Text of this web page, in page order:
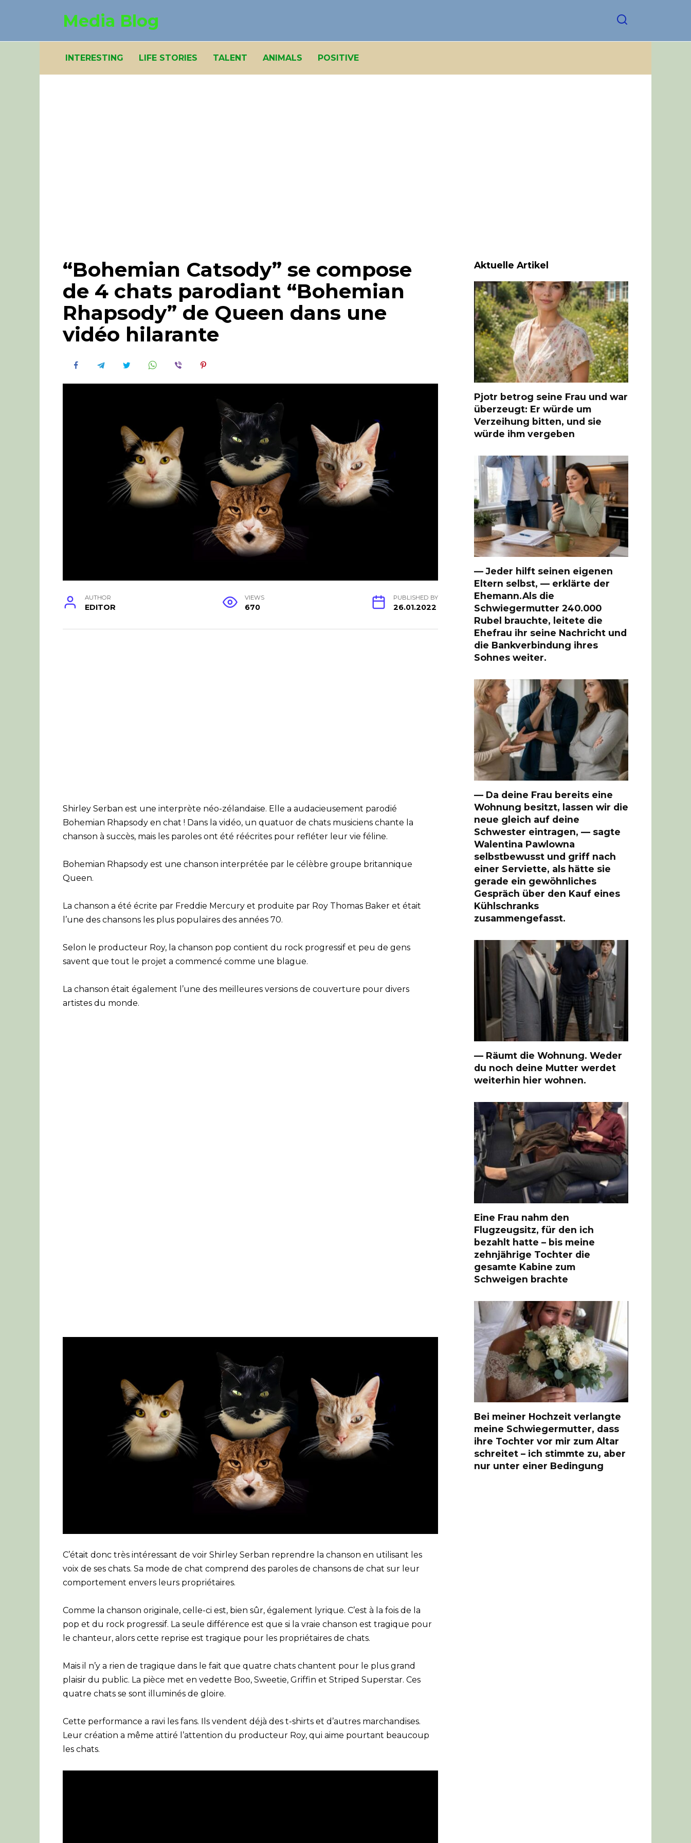
Media Blog
INTERESTING LIFE STORIES TALENT ANIMALS POSITIVE
“Bohemian Catsody” se compose
de 4 chats parodiant “Bohemian
Rhapsody” de Queen dans une
vidéo hilarante
AUTHOR
EDITOR
VIEWS
670
PUBLISHED BY
26.01.2022
Shirley Serban est une interprète néo-zélandaise. Elle a audacieusement parodié
Bohemian Rhapsody en chat ! Dans la vidéo, un quatuor de chats musiciens chante la
chanson à succès, mais les paroles ont été réécrites pour refléter leur vie féline.
Bohemian Rhapsody est une chanson interprétée par le célèbre groupe britannique
Queen.
La chanson a été écrite par Freddie Mercury et produite par Roy Thomas Baker et était
l’une des chansons les plus populaires des années 70.
Selon le producteur Roy, la chanson pop contient du rock progressif et peu de gens
savent que tout le projet a commencé comme une blague.
La chanson était également l’une des meilleures versions de couverture pour divers
artistes du monde.
C’était donc très intéressant de voir Shirley Serban reprendre la chanson en utilisant les
voix de ses chats. Sa mode de chat comprend des paroles de chansons de chat sur leur
comportement envers leurs propriétaires.
Comme la chanson originale, celle-ci est, bien sûr, également lyrique. C’est à la fois de la
pop et du rock progressif. La seule différence est que si la vraie chanson est tragique pour
le chanteur, alors cette reprise est tragique pour les propriétaires de chats.
Mais il n’y a rien de tragique dans le fait que quatre chats chantent pour le plus grand
plaisir du public. La pièce met en vedette Boo, Sweetie, Griffin et Striped Superstar. Ces
quatre chats se sont illuminés de gloire.
Cette performance a ravi les fans. Ils vendent déjà des t-shirts et d’autres marchandises.
Leur création a même attiré l’attention du producteur Roy, qui aime pourtant beaucoup
les chats.
Aktuelle Artikel
Pjotr betrog seine Frau und war
überzeugt: Er würde um
Verzeihung bitten, und sie
würde ihm vergeben
— Jeder hilft seinen eigenen
Eltern selbst, — erklärte der
Ehemann.Als die
Schwiegermutter 240.000
Rubel brauchte, leitete die
Ehefrau ihr seine Nachricht und
die Bankverbindung ihres
Sohnes weiter.
— Da deine Frau bereits eine
Wohnung besitzt, lassen wir die
neue gleich auf deine
Schwester eintragen, — sagte
Walentina Pawlowna
selbstbewusst und griff nach
einer Serviette, als hätte sie
gerade ein gewöhnliches
Gespräch über den Kauf eines
Kühlschranks
zusammengefasst.
— Räumt die Wohnung. Weder
du noch deine Mutter werdet
weiterhin hier wohnen.
Eine Frau nahm den
Flugzeugsitz, für den ich
bezahlt hatte – bis meine
zehnjährige Tochter die
gesamte Kabine zum
Schweigen brachte
Bei meiner Hochzeit verlangte
meine Schwiegermutter, dass
ihre Tochter vor mir zum Altar
schreitet – ich stimmte zu, aber
nur unter einer Bedingung